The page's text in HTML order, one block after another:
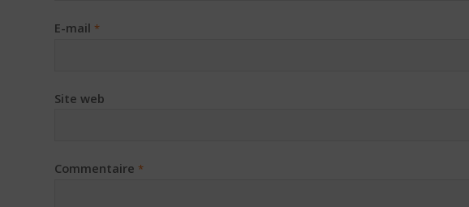
E-mail *
Site web
Commentaire *